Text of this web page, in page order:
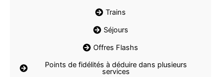
Trains
Séjours
Offres Flashs
Points de fidélités à déduire dans plusieurs
services